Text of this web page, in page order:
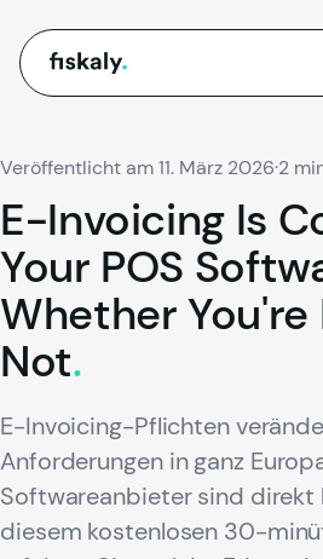
fiskaly.
Veröffentlicht am 11. März 2026·2
E-Invoicing Is
Your POS
WhetherYou're
Not.
E-Invoicing-Pflichten
Anforderungen in ganz
Softwareanbieter sind direkt
diesem kostenlosen 30-